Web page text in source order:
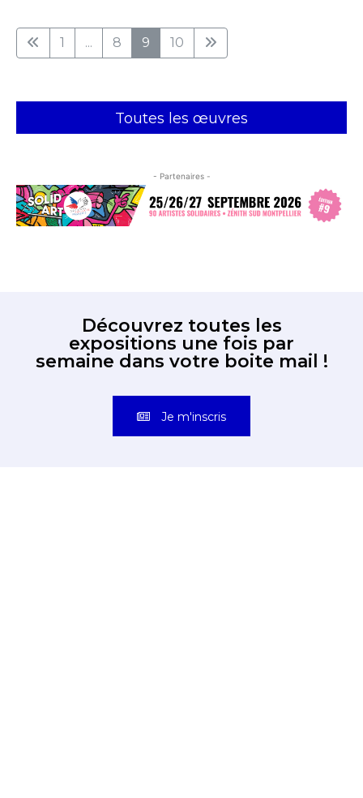
1 ... 8 9 10
Toutes les œuvres
- Partenaires -
Découvrez toutes les
expositions une fois par
semaine dans votre boite mail !
Je m'inscris